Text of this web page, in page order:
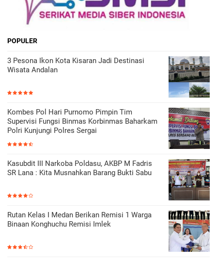
POPULER
3 Pesona Ikon Kota Kisaran Jadi Destinasi
Wisata Andalan
Kombes Pol Hari Purnomo Pimpin Tim
Supervisi Fungsi Binmas Korbinmas Baharkam
Polri Kunjungi Polres Sergai
Kasubdit III Narkoba Poldasu, AKBP M Fadris
SR Lana : Kita Musnahkan Barang Bukti Sabu
Rutan Kelas I Medan Berikan Remisi 1 Warga
Binaan Konghuchu Remisi Imlek